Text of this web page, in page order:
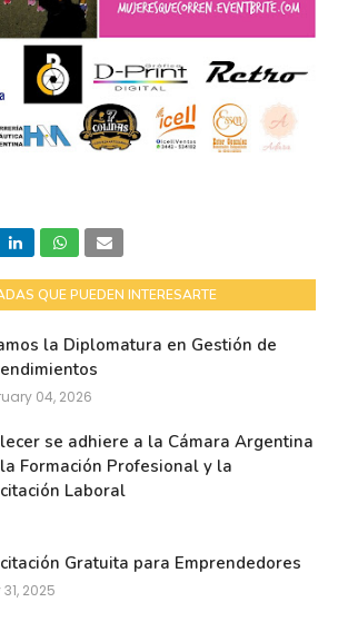
QUE PUEDEN INTERESARTE
la Diplomatura en Gestión de
04, 2026
se adhiere a la Cámara Argentina
Formación Profesional y la
Laboral
Gratuita para Emprendedores
2025